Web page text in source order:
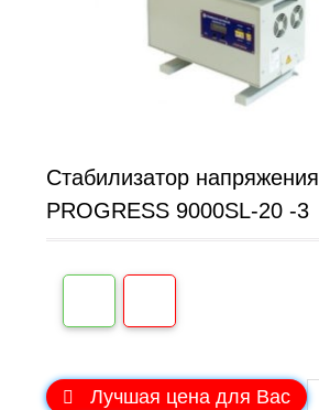
Стабилизатор напряжения
PROGRESS 9000SL-20 -3
Лучшая цена для Вас